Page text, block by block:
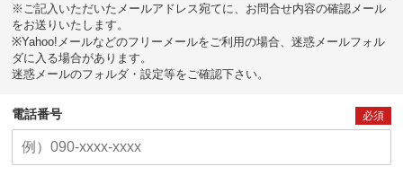
※ご記入いただいたメールアドレス宛てに、お問合せ内容の確認メール
をお送りいたします。
※Yahoo!メールなどのフリーメールをご利用の場合、迷惑メールフォル
ダに入る場合があります。
迷惑メールのフォルダ・設定等をご確認下さい。
電話番号 必須